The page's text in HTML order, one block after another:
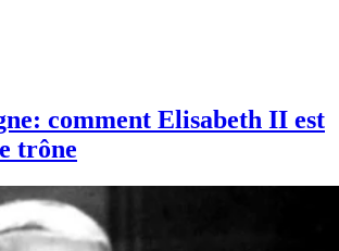
comment Elisabeth II est
trône